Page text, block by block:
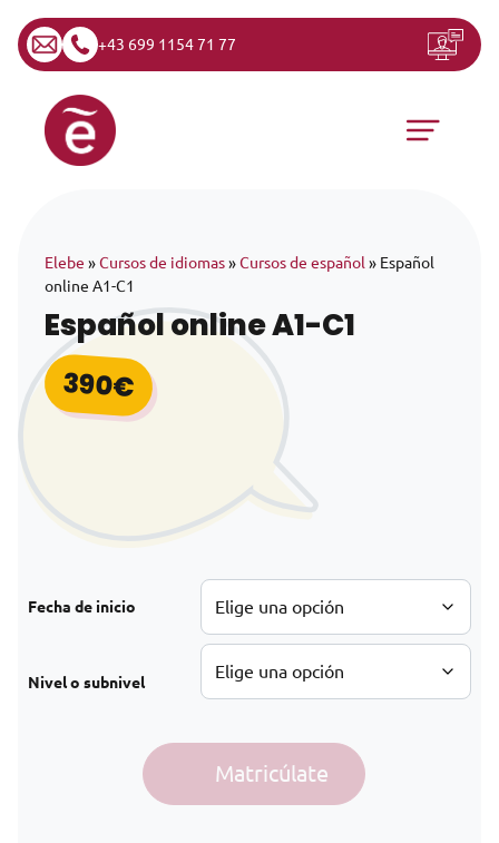
+43 699 1154 71 77
Saltar al contenido
Navegación principal
Elebe »Cursos de idiomas»Cursos de español » Español
online A1-C1
Español online A1-C1
390€
Fecha de inicio
Nivel o subnivel
Español online A1-C1 cantidad
Matricúlate